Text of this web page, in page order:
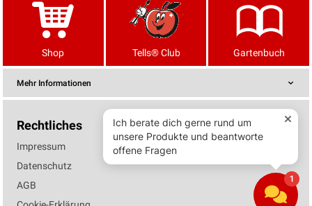
Shop Tells® Club Gartenbuch
Mehr Informationen
Rechtliches
Impressum
Datenschutz
AGB